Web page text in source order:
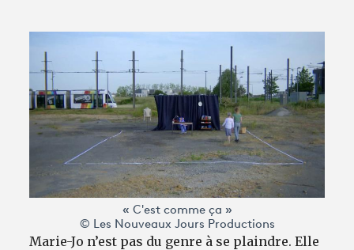
« C'est comme ça »
© Les Nouveaux Jours Productions
Marie-Jo n’est pas du genre à se plaindre. Elle